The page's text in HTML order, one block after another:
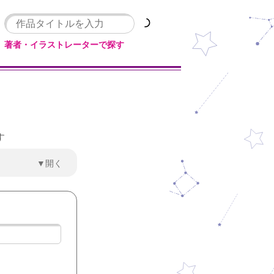
著者・イラストレーターで探す
▼開く